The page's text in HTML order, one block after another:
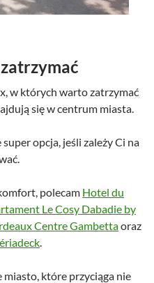
w których warto zatrzymać
się w centrum miasta.
super opcja, jeśli zależy Ci na
polecam Hotel du
Le Cosy Dabadie by
Centre Gambettaoraz
miasto, które przyciąga nie